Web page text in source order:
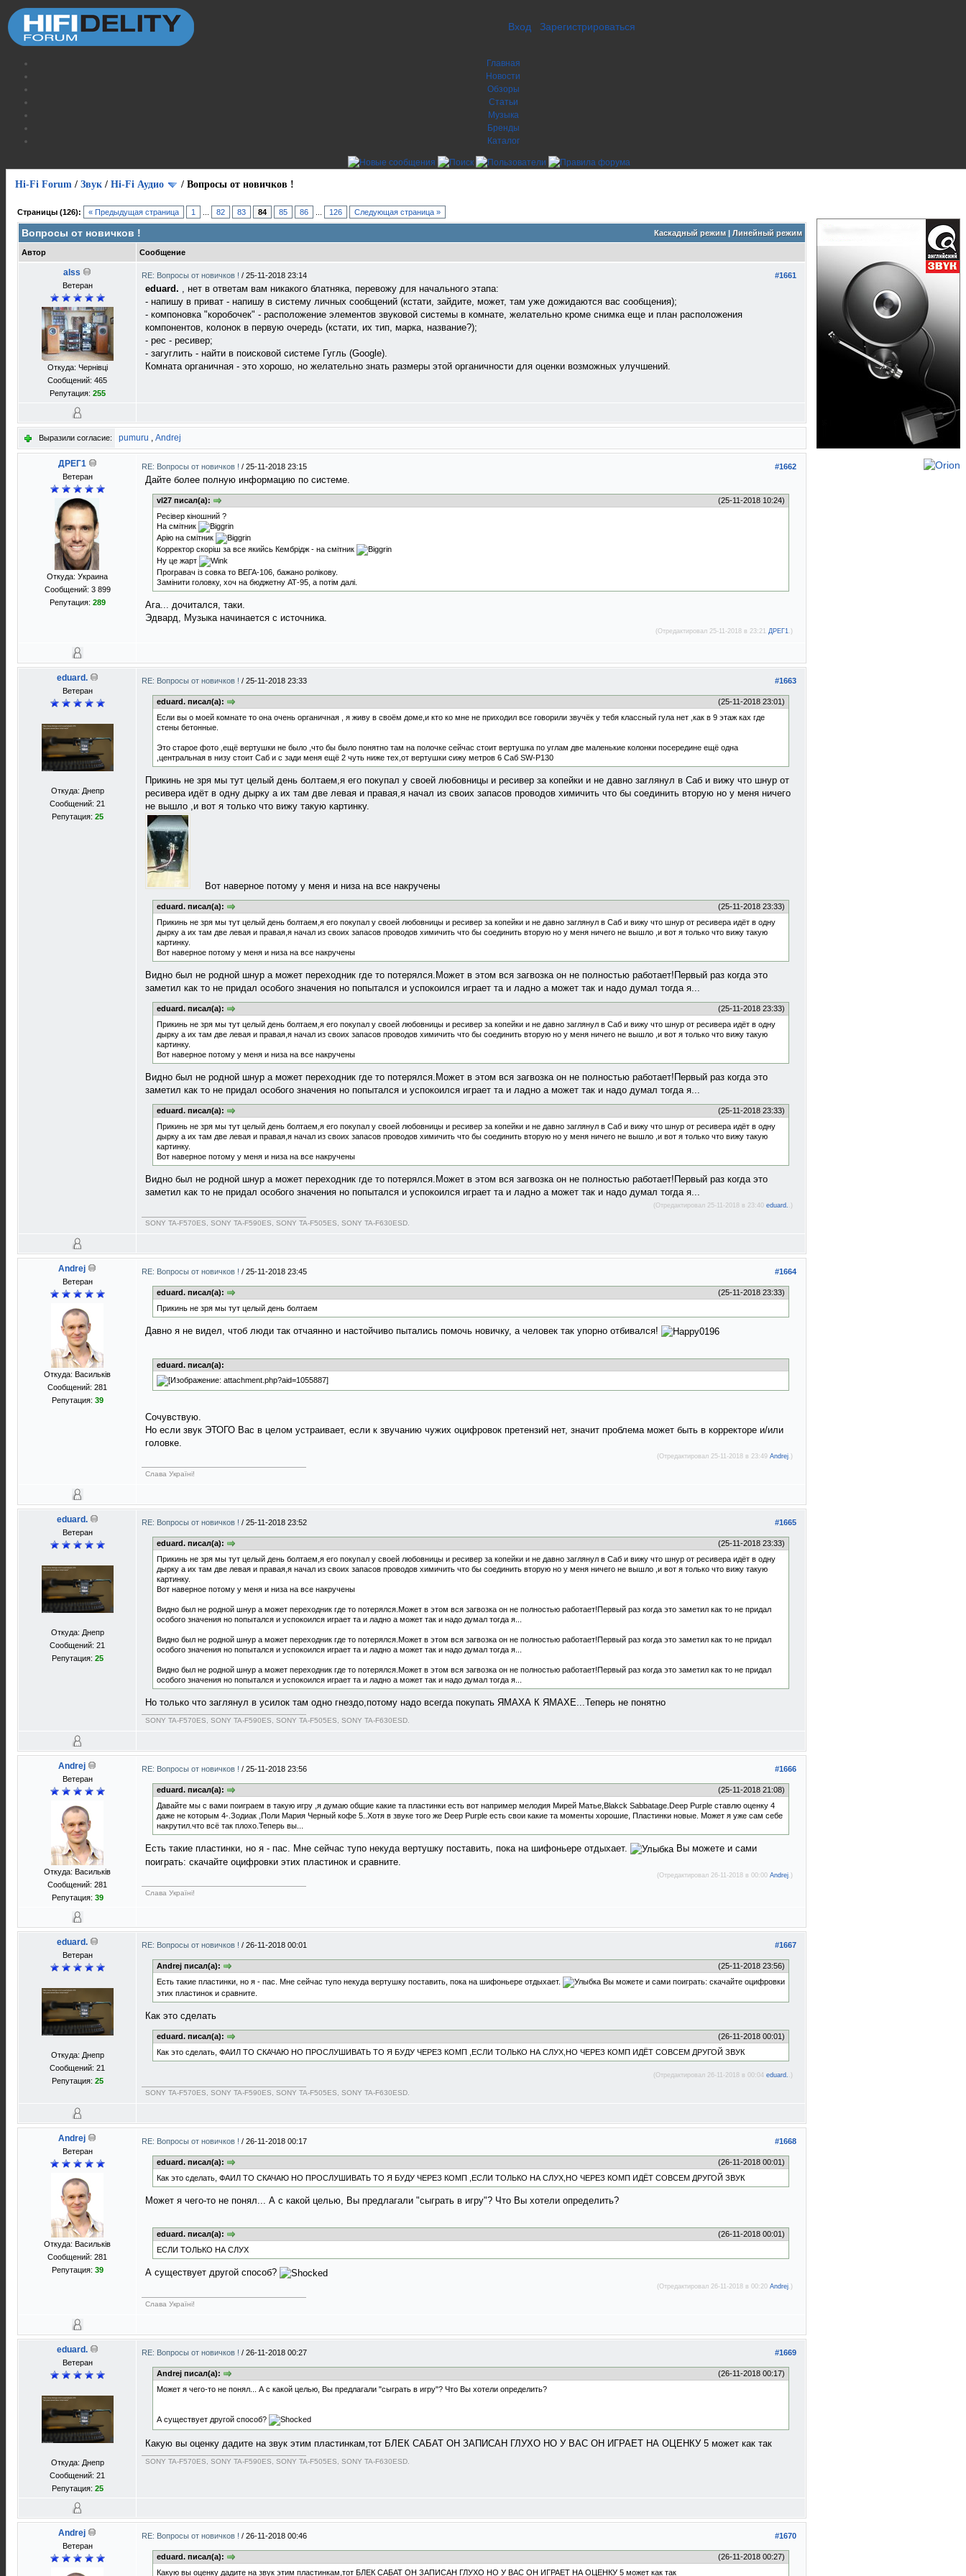
Вход Зарегистрироваться
Главная
Новости
Обзоры
Статьи
Музыка
Бренды
Каталог
Hi-Fi Forum / Звук / Hi-Fi Аудио / Вопросы от новичков !
Страницы (126): « Предыдущая страница 1 82 83 84 85 86 126 Следующая страница »
Каскадный режим| Линейный режим
Вопросы от новичков !
Автор Сообщение
alss
Ветеран
Откуда: Чернівці
Сообщений: 465
Репутация: 255
#1661
RE: Вопросы от новичков ! / 25-11-2018 23:14
eduard. , нет в ответам вам никакого блатняка, перевожу для начального этапа:
- напишу в приват - напишу в систему личных сообщений (кстати, зайдите, может, там уже дожидаются вас сообщения);
- компоновка "коробочек" - расположение элементов звуковой системы в комнате, желательно кроме снимка еще и план расположения
компонентов, колонок в первую очередь (кстати, их тип, марка, название?);
- рес - ресивер;
- загуглить - найти в поисковой системе Гугль (Google).
Комната органичная - это хорошо, но желательно знать размеры этой органичности для оценки возможных улучшений.
Выразили согласие: pumuru , Andrej
ДРЕГ1
Bетеран
Откуда: Украина
Сообщений: 3 899
Репутация: 289
#1662
RE: Вопросы от новичков ! / 25-11-2018 23:15
Дайте более полную информацию по системе.
(25-11-2018 10:24)
vl27 писал(а):
Ресівер кіношний ?
На смітник
Арію на смітник
Корректор скоріш за все якийсь Кембрідж - на смітник
Ну це жарт
Програвач із совка то ВЕГА-106, бажано ролікову.
Замінити головку, хоч на бюджетну АТ-95, а потім далі.
Ага... дочитался, таки.
Эдвард, Музыка начинается с источника.
(Отредактировал 25-11-2018 в 23:21 ДРЕГ1.)
eduard.
Ветеран
Откуда: Днепр
Сообщений: 21
Репутация: 25
#1663
RE: Вопросы от новичков ! / 25-11-2018 23:33
(25-11-2018 23:01)
eduard. писал(а):
Если вы о моей комнате то она очень органичная , я живу в своём доме,и кто ко мне не приходил все говорили звучёк у тебя классный гула нет ,как в 9 этаж ках где
стены бетонные.
Это старое фото ,ещё вертушки не было ,что бы было понятно там на полочке сейчас стоит вертушка по углам две маленькие колонки посередине ещё одна
,центральная в низу стоит Саб и с зади меня ещё 2 чуть ниже тех,от вертушки сижу метров 6 Caб SW-P130
Прикинь не зря мы тут целый день болтаем,я его покупал у своей любовницы и ресивер за копейки и не давно заглянул в Саб и вижу что шнур от
ресивера идёт в одну дырку а их там две левая и правая,я начал из своих запасов проводов химичить что бы соединить вторую но у меня ничего
не вышло ,и вот я только что вижу такую картинку.
Вот наверное потому у меня и низа на все накручены
(25-11-2018 23:33)
eduard. писал(а):
Прикинь не зря мы тут целый день болтаем,я его покупал у своей любовницы и ресивер за копейки и не давно заглянул в Саб и вижу что шнур от ресивера идёт в одну
дырку а их там две левая и правая,я начал из своих запасов проводов химичить что бы соединить вторую но у меня ничего не вышло ,и вот я только что вижу такую
картинку.
Вот наверное потому у меня и низа на все накручены
Видно был не родной шнур а может переходник где то потерялся.Может в этом вся загвозка он не полностью работает!Первый раз когда это
заметил как то не придал особого значения но попытался и успокоился играет та и ладно а может так и надо думал тогда я...
(25-11-2018 23:33)
eduard. писал(а):
Прикинь не зря мы тут целый день болтаем,я его покупал у своей любовницы и ресивер за копейки и не давно заглянул в Саб и вижу что шнур от ресивера идёт в одну
дырку а их там две левая и правая,я начал из своих запасов проводов химичить что бы соединить вторую но у меня ничего не вышло ,и вот я только что вижу такую
картинку.
Вот наверное потому у меня и низа на все накручены
Видно был не родной шнур а может переходник где то потерялся.Может в этом вся загвозка он не полностью работает!Первый раз когда это
заметил как то не придал особого значения но попытался и успокоился играет та и ладно а может так и надо думал тогда я...
(25-11-2018 23:33)
eduard. писал(а):
Прикинь не зря мы тут целый день болтаем,я его покупал у своей любовницы и ресивер за копейки и не давно заглянул в Саб и вижу что шнур от ресивера идёт в одну
дырку а их там две левая и правая,я начал из своих запасов проводов химичить что бы соединить вторую но у меня ничего не вышло ,и вот я только что вижу такую
картинку.
Вот наверное потому у меня и низа на все накручены
Видно был не родной шнур а может переходник где то потерялся.Может в этом вся загвозка он не полностью работает!Первый раз когда это
заметил как то не придал особого значения но попытался и успокоился играет та и ладно а может так и надо думал тогда я...
(Отредактировал 25-11-2018 в 23:40 eduard. .)
SONY TA-F570ES, SONY TA-F590ES, SONY TA-F505ES, SONY TA-F630ESD.
Andrej
Ветеран
Откуда: Васильків
Сообщений: 281
Репутация: 39
#1664
RE: Вопросы от новичков ! / 25-11-2018 23:45
(25-11-2018 23:33)
eduard. писал(а):
Прикинь не зря мы тут целый день болтаем
Давно я не видел, чтоб люди так отчаянно и настойчиво пытались помочь новичку, а человек так упорно отбивался!
eduard. писал(а):
Сочувствую.
Но если звук ЭТОГО Вас в целом устраивает, если к звучанию чужих оцифровок претензий нет, значит проблема может быть в корректоре и/или
головке.
(Отредактировал 25-11-2018 в 23:49 Andrej .)
Слава Україні!
eduard.
Ветеран
Откуда: Днепр
Сообщений: 21
Репутация: 25
#1665
RE: Вопросы от новичков ! / 25-11-2018 23:52
(25-11-2018 23:33)
eduard. писал(а):
Прикинь не зря мы тут целый день болтаем,я его покупал у своей любовницы и ресивер за копейки и не давно заглянул в Саб и вижу что шнур от ресивера идёт в одну
дырку а их там две левая и правая,я начал из своих запасов проводов химичить что бы соединить вторую но у меня ничего не вышло ,и вот я только что вижу такую
картинку.
Вот наверное потому у меня и низа на все накручены
Видно был не родной шнур а может переходник где то потерялся.Может в этом вся загвозка он не полностью работает!Первый раз когда это заметил как то не придал
особого значения но попытался и успокоился играет та и ладно а может так и надо думал тогда я...
Видно был не родной шнур а может переходник где то потерялся.Может в этом вся загвозка он не полностью работает!Первый раз когда это заметил как то не придал
особого значения но попытался и успокоился играет та и ладно а может так и надо думал тогда я...
Видно был не родной шнур а может переходник где то потерялся.Может в этом вся загвозка он не полностью работает!Первый раз когда это заметил как то не придал
особого значения но попытался и успокоился играет та и ладно а может так и надо думал тогда я...
Но только что заглянул в усилок там одно гнездо,потому надо всегда покупать ЯМАХА К ЯМАХЕ...Теперь не понятно
SONY TA-F570ES, SONY TA-F590ES, SONY TA-F505ES, SONY TA-F630ESD.
Andrej
Ветеран
Откуда: Васильків
Сообщений: 281
Репутация: 39
#1666
RE: Вопросы от новичков ! / 25-11-2018 23:56
(25-11-2018 21:08)
eduard. писал(а):
Давайте мы с вами поиграем в такую игру ,я думаю общие какие та пластинки есть вот например мелодия Мирей Матье,Blakck Sabbatage.Deep Purple ставлю оценку 4
даже не которым 4-.Зодиак ,Поли Мария Черный кофе 5..Хотя в звуке того же Deep Purple есть свои какие та моменты хорошие, Пластинки новые. Может я уже сам себе
накрутил.что всё так плохо.Теперь вы...
Есть такие пластинки, но я - пас. Мне сейчас тупо некуда вертушку поставить, пока на шифоньере отдыхает.
Вы можете и сами
поиграть: скачайте оцифровки этих пластинок и сравните.
(Отредактировал 26-11-2018 в 00:00 Andrej .)
Слава Україні!
eduard.
Ветеран
Откуда: Днепр
Сообщений: 21
Репутация: 25
#1667
RE: Вопросы от новичков ! / 26-11-2018 00:01
(25-11-2018 23:56)
Andrej писал(а):
Есть такие пластинки, но я - пас. Мне сейчас тупо некуда вертушку поставить, пока на шифоньере отдыхает.
Вы можете и сами поиграть: скачайте оцифровки
этих пластинок и сравните.
Как это сделать
(26-11-2018 00:01)
eduard. писал(а):
Как это сделать, ФАИЛ ТО СКАЧАЮ НО ПРОСЛУШИВАТЬ ТО Я БУДУ ЧЕРЕЗ КОМП ,ЕСЛИ ТОЛЬКО НА СЛУХ,НО ЧЕРЕЗ КОМП ИДЁТ СОВСЕМ ДРУГОЙ ЗВУК
(Отредактировал 26-11-2018 в 00:04 eduard. .)
SONY TA-F570ES, SONY TA-F590ES, SONY TA-F505ES, SONY TA-F630ESD.
Andrej
Ветеран
Откуда: Васильків
Сообщений: 281
Репутация: 39
#1668
RE: Вопросы от новичков ! / 26-11-2018 00:17
(26-11-2018 00:01)
eduard. писал(а):
Как это сделать, ФАИЛ ТО СКАЧАЮ НО ПРОСЛУШИВАТЬ ТО Я БУДУ ЧЕРЕЗ КОМП ,ЕСЛИ ТОЛЬКО НА СЛУХ,НО ЧЕРЕЗ КОМП ИДЁТ СОВСЕМ ДРУГОЙ ЗВУК
Может я чего-то не понял... А с какой целью, Вы предлагали "сыграть в игру"? Что Вы хотели определить?
(26-11-2018 00:01)
eduard. писал(а):
ЕСЛИ ТОЛЬКО НА СЛУХ
А существует другой способ?
(Отредактировал 26-11-2018 в 00:20 Andrej .)
Слава Україні!
eduard.
Ветеран
Откуда: Днепр
Сообщений: 21
Репутация: 25
#1669
RE: Вопросы от новичков ! / 26-11-2018 00:27
(26-11-2018 00:17)
Andrej писал(а):
Может я чего-то не понял... А с какой целью, Вы предлагали "сыграть в игру"? Что Вы хотели определить?
А существует другой способ?
Какую вы оценку дадите на звук этим пластинкам,тот БЛЕК САБАТ ОН ЗАПИСАН ГЛУХО НО У ВАС ОН ИГРАЕТ НА ОЦЕНКУ 5 может как так
SONY TA-F570ES, SONY TA-F590ES, SONY TA-F505ES, SONY TA-F630ESD.
Andrej
Ветеран
#1670
RE: Вопросы от новичков ! / 26-11-2018 00:46
(26-11-2018 00:27)
eduard. писал(а):
Какую вы оценку дадите на звук этим пластинкам,тот БЛЕК САБАТ ОН ЗАПИСАН ГЛУХО НО У ВАС ОН ИГРАЕТ НА ОЦЕНКУ 5 может как так